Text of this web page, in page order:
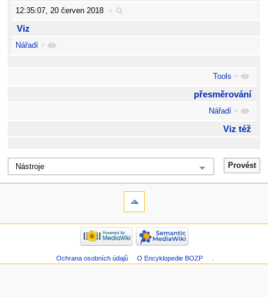
12:35:07, 20 červen 2018 +
Viz
Nářadí +
Tools +
přesměrování
Nářadí +
Viz též
Ochrana osobních údajů O Encyklopedie BOZP